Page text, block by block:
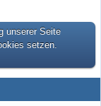
unserer Seite
setzen.